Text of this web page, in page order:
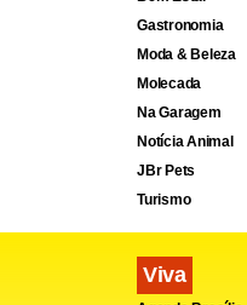
Gastronomia
Moda & Beleza
Molecada
Na Garagem
Notícia Animal
JBr Pets
Turismo
Viva